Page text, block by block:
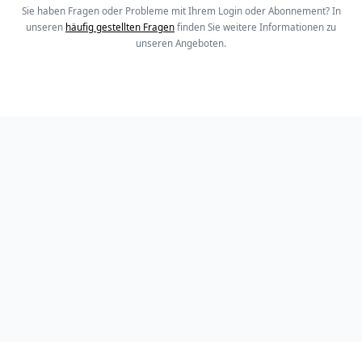
Sie haben Fragen oder Probleme mit Ihrem Login oder Abonnement? In
unseren häufig gestellten Fragen finden Sie weitere Informationen zu
unseren Angeboten.